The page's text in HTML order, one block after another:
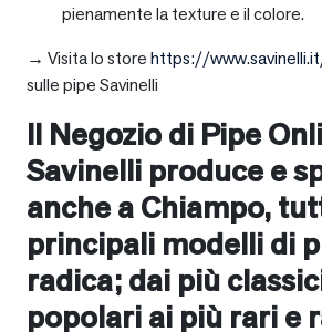
pienamente la texture e il colore.
→ Visita lo storehttps://
sulle pipe Savinelli
Il Negozio di Pipe
Savinelli produce e
anche aChiampo,
principali modelli di
radica; dai più
popolari ai più rari e